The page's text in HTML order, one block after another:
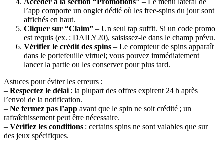
Accéder à la section “Promotions” – Le menu latéral de
l’app comporte un onglet dédié où les free‑spins du jour sont
affichés en haut.
Cliquer sur “Claim” – Un seul tap suffit. Si un code promo
est requis (ex. : DAILY20), saisissez‑le dans le champ prévu.
Vérifier le crédit des spins – Le compteur de spins apparaît
dans le portefeuille virtuel; vous pouvez immédiatement
lancer la partie ou les conserver pour plus tard.
Astuces pour éviter les erreurs :
– Respectez le délai : la plupart des offres expirent 24 h après
l’envoi de la notification.
– Ne fermez pas l’app avant que le spin ne soit crédité ; un
rafraîchissement peut être nécessaire.
– Vérifiez les conditions : certains spins ne sont valables que sur
des jeux spécifiques.